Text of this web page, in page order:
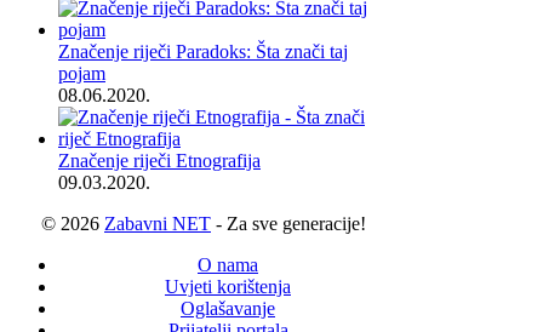
Značenje riječi Paradoks: Šta znači taj
pojam
08.06.2020.
Značenje riječi Etnografija
09.03.2020.
© 2026 Zabavni NET - Za sve generacije!
O nama
Uvjeti korištenja
Oglašavanje